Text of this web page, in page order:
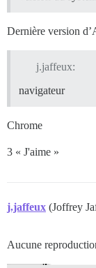
Dernière version
j.jaffeux:
navigateur
Chrome
3 « J'aime »
j.jaffeux (Joffrey
Aucune